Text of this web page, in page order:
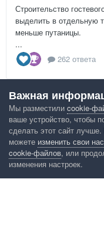
Строительство
выделить в отдельную
меньше путаницы.
...
262 ответа
Google рекомендует
Важная
Мы разместили cookie-
ваше устройство, чтобы
сделать этот сайт
можете изменить свои
cookie-файлов, или
изменения настроек.